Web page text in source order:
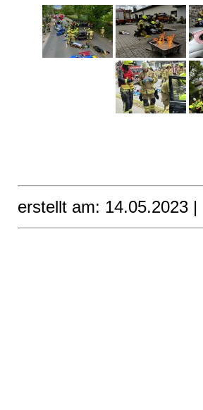
erstellt am: 14.05.2023 |